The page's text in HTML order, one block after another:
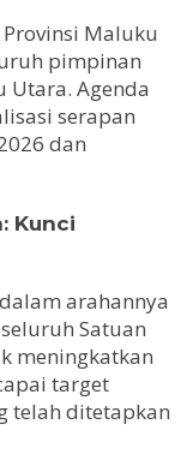
Maluku
pimpinan
Utara. Agenda
serapan
dan
Kunci
arahannya
Satuan
meningkatkan
target
telah ditetapkan